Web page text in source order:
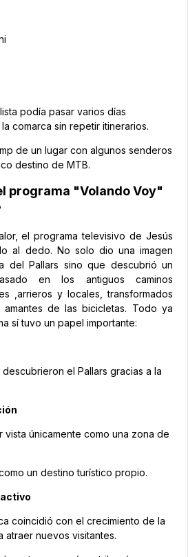
podía pasar varios días
comarca sin repetir itinerarios.
de un lugar con algunos senderos
destino de MTB.
programa "Volando Voy"
el programa televisivo de Jesús
al dedo. No solo dio una imagen
del Pallars sino que descubrió un
en los antiguos caminos
,arrieros y locales, transformados
de las bicicletas. Todo ya
sí tuvo un papel importante:
el Pallars gracias a la
vista únicamente como una zona de
un destino turístico propio.
coincidió con el crecimiento de la
atraer nuevos visitantes.